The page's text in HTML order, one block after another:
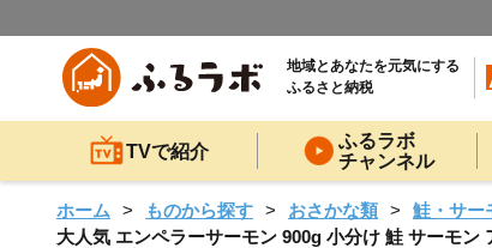
地域とあなたを元気にする
ふるさと納税
TVで紹介
ふるラボ
チャンネル
ホーム ものから探す おさかな類
鮭・サー
大人気 エンペラーサーモン 900g 小分け 鮭 サーモ